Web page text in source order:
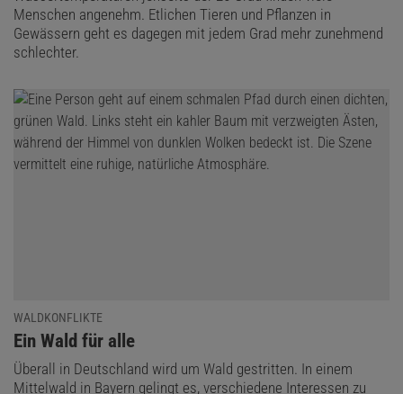
Menschen angenehm. Etlichen Tieren und Pflanzen in
Gewässern geht es dagegen mit jedem Grad mehr zunehmend
schlechter.
WALDKONFLIKTE
:
Ein Wald für alle
Überall in Deutschland wird um Wald gestritten. In einem
Mittelwald in Bayern gelingt es, verschiedene Interessen zu